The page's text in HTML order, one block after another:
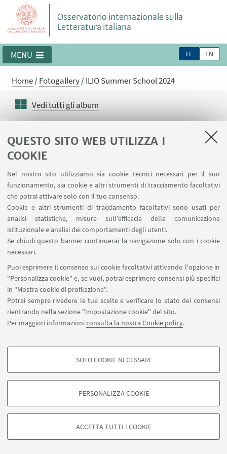
QUESTO SITO WEB UTILIZZA I
COOKIE
Nel nostro sito utilizziamo sia cookie tecnici necessari per il suo
funzionamento, sia cookie e altri strumenti di tracciamento facoltativi
che potrai attivare solo con il tuo consenso.
Cookie e altri strumenti di tracciamento facoltativi sono usati per
analisi statistiche, misure sull'efficacia della comunicazione
istituzionale e analisi dei comportamenti degli utenti.
Se chiudi questo banner continuerai la navigazione solo con i cookie
necessari.
Puoi esprimere il consenso sui cookie facoltativi attivando l'opzione in
"Personalizza cookie" e, se vuoi, potrai esprimere consensi più specifici
in "Mostra cookie di profilazione".
Potrai sempre rivedere le tue scelte e verificare lo stato dei consensi
rientrando nella sezione "Impostazione cookie" del sito.
Per maggiori informazioniconsulta la nostra Cookie policy.
COOKIE DI PROFILAZIONE - FACOLTATIVI
degli utenti, creare profili in base al loro comportamento sul sito, per analisi
di marketing.
Google/Youtube Video
SOLO COOKIE NECESSARI
PERSONALIZZA COOKIE
ACCETTA TUTTI I COOKIE
Osservatorio internazionale sulla
Letteratura italiana
IT EN
MENU
Home/Fotogallery/ILIO Summer School 2024
Vedi tutti gli album
ILIO Summer School 2024
©Copyright 2026 - ALMA MATER STUDIORUM - Università di
Privacy- Note legali-Impostazioni Cookie